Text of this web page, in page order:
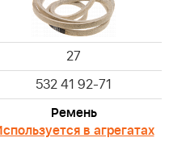
27
532 41 92-71
Ремень
в агрегатах